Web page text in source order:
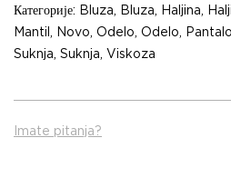
Категорије: Bluza, Bluza, Haljina,
Mantil , Novo, Odelo, Odelo,
Suknja, Suknja, Viskoza
Imate pitanja?